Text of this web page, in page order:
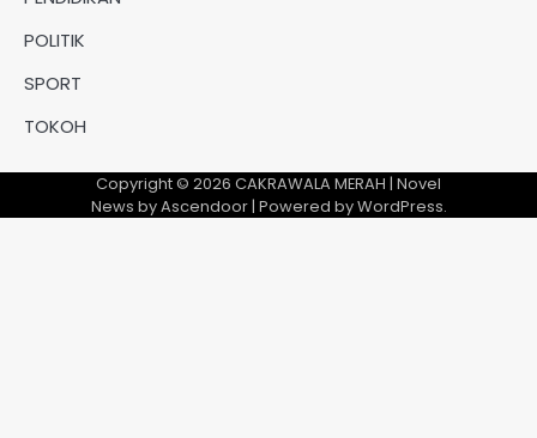
POLITIK
SPORT
TOKOH
Copyright © 2026 CAKRAWALA MERAH | Novel
News byAscendoor| Powered byWordPress.